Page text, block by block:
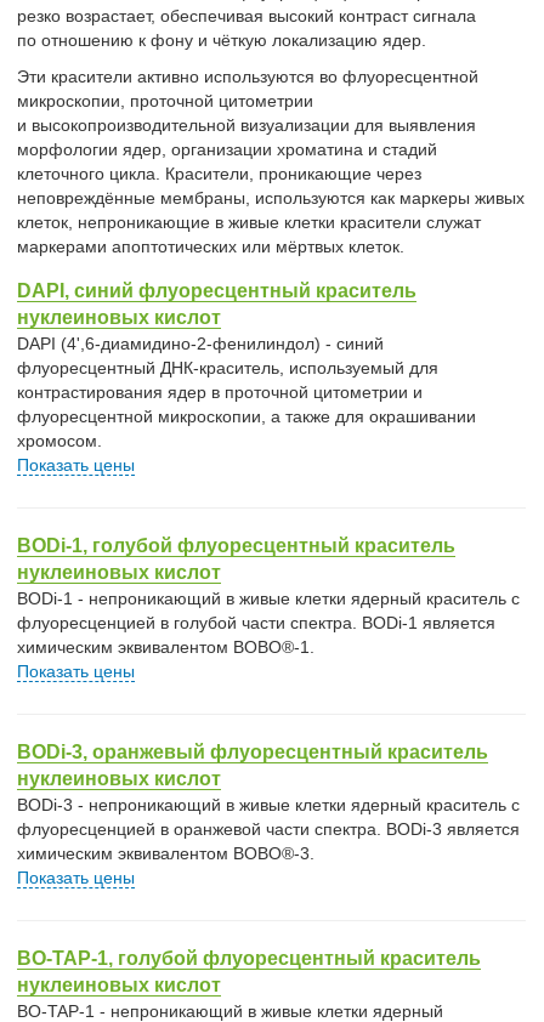
резко возрастает, обеспечивая высокий контраст сигнала
по отношению к фону и чёткую локализацию ядер.
Эти красители активно используются во флуоресцентной
микроскопии, проточной цитометрии
и высокопроизводительной визуализации для выявления
морфологии ядер, организации хроматина и стадий
клеточного цикла. Красители, проникающие через
неповреждённые мембраны, используются как маркеры живых
клеток, непроникающие в живые клетки красители служат
маркерами апоптотических или мёртвых клеток.
DAPI, синий флуоресцентный краситель
нуклеиновых кислот
DAPI (4',6-диамидино-2-фенилиндол) - синий
флуоресцентный ДНК-краситель, используемый для
контрастирования ядер в проточной цитометрии и
флуоресцентной микроскопии, а также для окрашивании
хромосом.
Показать цены
BODi-1, голубой флуоресцентный краситель
нуклеиновых кислот
BODi-1 - непроникающий в живые клетки ядерный краситель с
флуоресценцией в голубой части спектра. BODi-1 является
химическим эквивалентом BOBO®-1.
Показать цены
BODi-3, оранжевый флуоресцентный краситель
нуклеиновых кислот
BODi-3 - непроникающий в живые клетки ядерный краситель с
флуоресценцией в оранжевой части спектра. BODi-3 является
химическим эквивалентом BOBO®-3.
Показать цены
BO-TAP-1, голубой флуоресцентный краситель
нуклеиновых кислот
BO-TAP-1 - непроникающий в живые клетки ядерный